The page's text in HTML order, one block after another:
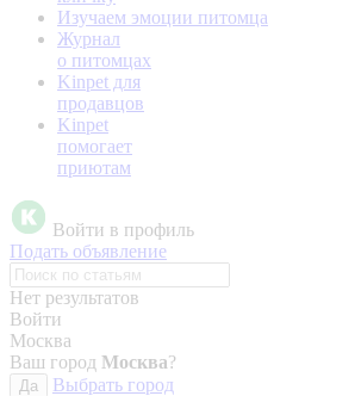
Изучаем эмоции питомца
Журнал
о питомцах
Kinpet для
продавцов
Kinpet
помогает
приютам
Войти в профиль
Подать объявление
Нет результатов
Войти
Москва
Ваш город Москва?
Да
Выбрать город